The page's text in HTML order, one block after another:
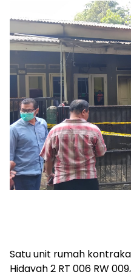
Satu unit rumah
Hidayah 2 RT 006 RW